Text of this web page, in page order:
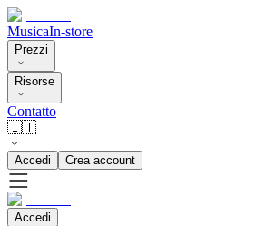
MusicaIn-store
Prezzi
Risorse
Contatto
🇮🇹
Accedi Crea account
Accedi